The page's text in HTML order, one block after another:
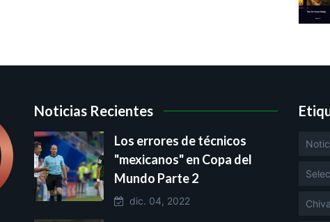
Noticias Recientes
Los errores de técnicos
"mexicanos" en Copa del
Mundo Parte 2
dic. 04, 2022